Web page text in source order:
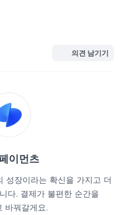
의견 남기기
이먼츠
성장이라는 확신을 가지고 더
다. 결제가 불편한 순간을
바꿔갈게요.